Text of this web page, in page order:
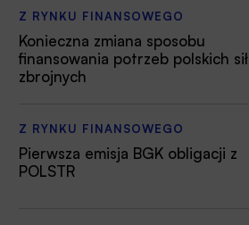
Z RYNKU FINANSOWEGO
Konieczna zmiana sposobu
finansowania potrzeb polskich sił
zbrojnych
Z RYNKU FINANSOWEGO
Pierwsza emisja BGK obligacji z
POLSTR